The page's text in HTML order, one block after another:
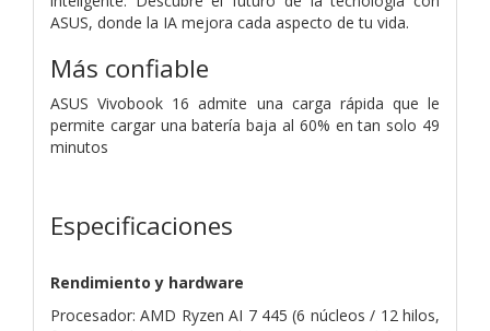
ASUS, donde la IA mejora cada aspecto de tu vida.
Más confiable
ASUS Vivobook 16 admite una carga rápida que le
permite cargar una batería baja al 60% en tan solo 49
minutos
Especificaciones
Rendimiento y hardware
Procesador: AMD Ryzen AI 7 445 (6 núcleos / 12 hilos,